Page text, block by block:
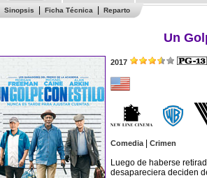
Sinopsis Ficha Técnica Reparto
Un
2017
Comedia| Crimen
Luego de haberse
desapareciera deciden